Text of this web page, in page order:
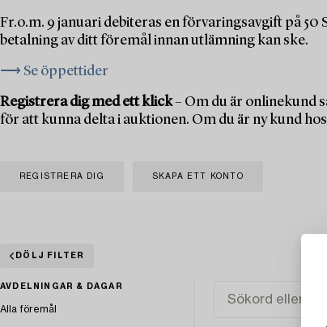
Fr.o.m. 9 januari debiteras en förvaringsavgift på
betalning av ditt föremål innan utlämning kan ske.
⟶ Se öppettider
Registrera dig med ett klick– Om du är onlinekund
för att kunna delta i auktionen. Om du är ny kund
REGISTRERA DIG SKAPA ETT KONTO
DÖLJ FILTER
AVDELNINGAR & DAGAR
Alla föremål